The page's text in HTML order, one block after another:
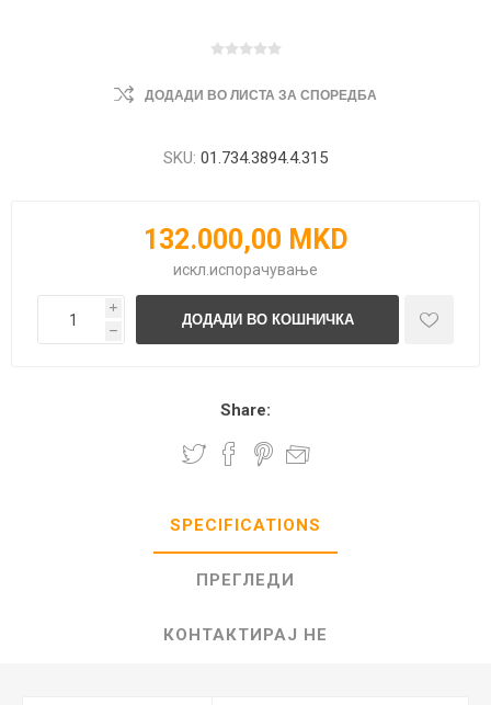
ДОДАДИ ВО ЛИСТА ЗА СПОРЕДБА
SKU: 01.734.3894.4.315
132.000,00 MKD
искл. испорачување
i
h
Share:
SPECIFICATIONS
ПРЕГЛЕДИ
КОНТАКТИРАЈ НЕ